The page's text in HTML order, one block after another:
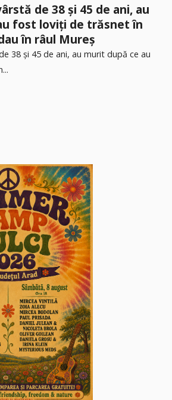
de 38 și 45 de ani, au
fost loviți de trăsnet în
în râul Mureș
38 și 45 de ani, au murit după ce au